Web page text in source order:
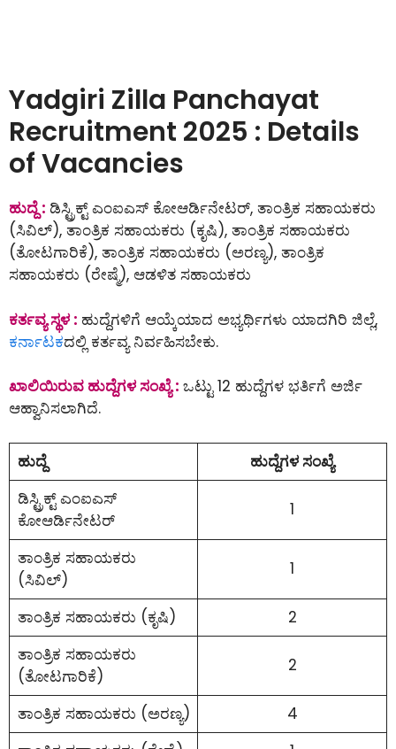
Yadgiri Zilla Panchayat
Recruitment 2025 : Details
of Vacancies
ಹುದ್ದೆ : ಡಿಸ್ಟ್ರಿಕ್ಟ್ ಎಂಐಎಸ್ ಕೋಆರ್ಡಿನೇಟರ್, ತಾಂತ್ರಿಕ ಸಹಾಯಕರು
(ಸಿವಿಲ್), ತಾಂತ್ರಿಕ ಸಹಾಯಕರು (ಕೃಷಿ), ತಾಂತ್ರಿಕ ಸಹಾಯಕರು
(ತೋಟಗಾರಿಕೆ), ತಾಂತ್ರಿಕ ಸಹಾಯಕರು (ಅರಣ್ಯ), ತಾಂತ್ರಿಕ
ಸಹಾಯಕರು (ರೇಷ್ಮೆ), ಆಡಳಿತ ಸಹಾಯಕರು
ಕರ್ತವ್ಯ ಸ್ಥಳ : ಹುದ್ದೆಗಳಿಗೆ ಆಯ್ಕೆಯಾದ ಅಭ್ಯರ್ಥಿಗಳು ಯಾದಗಿರಿ ಜಿಲ್ಲೆ,
ಕರ್ನಾಟಕದಲ್ಲಿ ಕರ್ತವ್ಯ ನಿರ್ವಹಿಸಬೇಕು.
ಖಾಲಿಯಿರುವ ಹುದ್ದೆಗಳ ಸಂಖ್ಯೆ : ಒಟ್ಟು 12 ಹುದ್ದೆಗಳ ಭರ್ತಿಗೆ ಅರ್ಜಿ
ಆಹ್ವಾನಿಸಲಾಗಿದೆ.
ಹುದ್ದೆ
ಹುದ್ದೆಗಳ ಸಂಖ್ಯೆ
ಡಿಸ್ಟ್ರಿಕ್ಟ್ ಎಂಐಎಸ್
ಕೋಆರ್ಡಿನೇಟರ್
1
ತಾಂತ್ರಿಕ ಸಹಾಯಕರು
(ಸಿವಿಲ್)
1
ತಾಂತ್ರಿಕ ಸಹಾಯಕರು (ಕೃಷಿ)
2
ತಾಂತ್ರಿಕ ಸಹಾಯಕರು
(ತೋಟಗಾರಿಕೆ)
2
ತಾಂತ್ರಿಕ ಸಹಾಯಕರು (ಅರಣ್ಯ)
4